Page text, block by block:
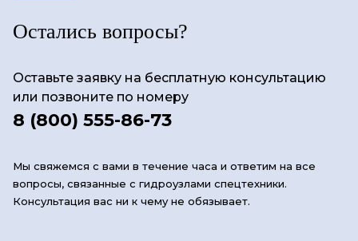
Остались вопросы?
Оставьте заявку на бесплатную консультацию
или позвоните по номеру
8 (800) 555-86-73
Мы свяжемся с вами в течение часа и ответим на все
вопросы, связанные с гидроузлами спецтехники.
Консультация вас ни к чему не обязывает.